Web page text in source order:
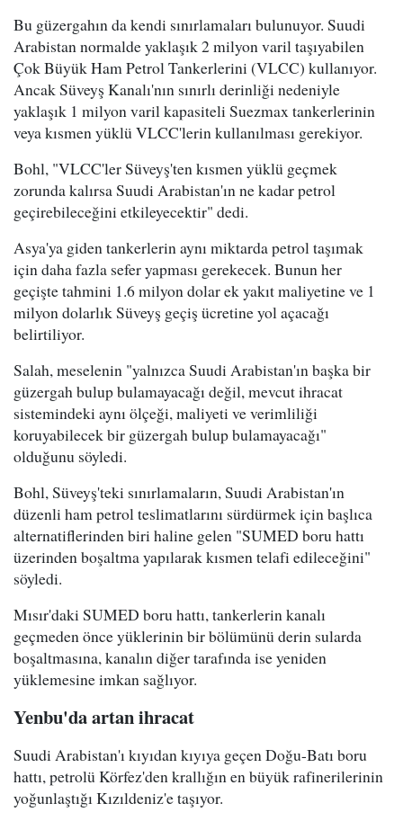
Bu güzergahın da kendi sınırlamaları bulunuyor. Suudi
Arabistan normalde yaklaşık 2 milyon varil taşıyabilen
Çok Büyük Ham Petrol Tankerlerini (VLCC) kullanıyor.
Ancak Süveyş Kanalı'nın sınırlı derinliği nedeniyle
yaklaşık 1 milyon varil kapasiteli Suezmax tankerlerinin
veya kısmen yüklü VLCC'lerin kullanılması gerekiyor.
Bohl, "VLCC'ler Süveyş'ten kısmen yüklü geçmek
zorunda kalırsa Suudi Arabistan'ın ne kadar petrol
geçirebileceğini etkileyecektir" dedi.
Asya'ya giden tankerlerin aynı miktarda petrol taşımak
için daha fazla sefer yapması gerekecek. Bunun her
geçişte tahmini 1.6 milyon dolar ek yakıt maliyetine ve 1
milyon dolarlık Süveyş geçiş ücretine yol açacağı
belirtiliyor.
Salah, meselenin "yalnızca Suudi Arabistan'ın başka bir
güzergah bulup bulamayacağı değil, mevcut ihracat
sistemindeki aynı ölçeği, maliyeti ve verimliliği
koruyabilecek bir güzergah bulup bulamayacağı"
olduğunu söyledi.
Bohl, Süveyş'teki sınırlamaların, Suudi Arabistan'ın
düzenli ham petrol teslimatlarını sürdürmek için başlıca
alternatiflerinden biri haline gelen "SUMED boru hattı
üzerinden boşaltma yapılarak kısmen telafi edileceğini"
söyledi.
Mısır'daki SUMED boru hattı, tankerlerin kanalı
geçmeden önce yüklerinin bir bölümünü derin sularda
boşaltmasına, kanalın diğer tarafında ise yeniden
yüklemesine imkan sağlıyor.
Yenbu'da artan ihracat
Suudi Arabistan'ı kıyıdan kıyıya geçen Doğu-Batı boru
hattı, petrolü Körfez'den krallığın en büyük rafinerilerinin
yoğunlaştığı Kızıldeniz'e taşıyor.